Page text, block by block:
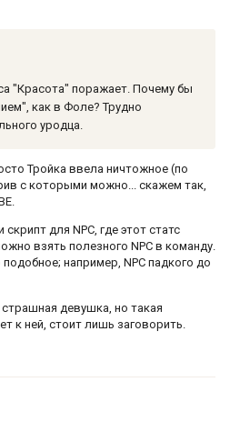
"Красота" поражает. Почему бы
как в Фоле? Трудно
уродца.
Тройка ввела ничтожное (по
с которыми можно... скажем так,
для NPC, где этот статс
взять полезного NPC в команду.
например, NPC падкого до
девушка, но такая
к ней, стоит лишь заговорить.